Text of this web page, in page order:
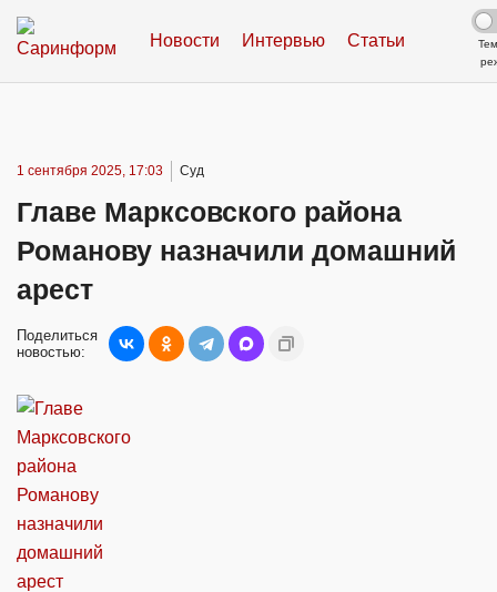
Новости Интервью Статьи
1 сентября 2025, 17:03 Суд
Главе Марксовского района
Романову назначили домашний
арест
Поделиться
новостью: